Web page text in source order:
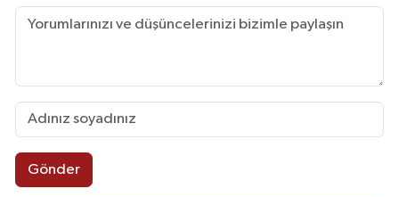
Gönder